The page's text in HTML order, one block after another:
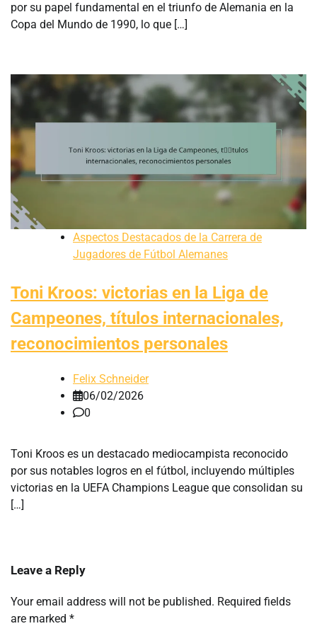
por su papel fundamental en el triunfo de Alemania en la
Copa del Mundo de 1990, lo que […]
Aspectos Destacados de la Carrera de
Jugadores de Fútbol Alemanes
Toni Kroos: victorias en la Liga de
Campeones, títulos internacionales,
reconocimientos personales
Felix Schneider
06/02/2026
0
Toni Kroos es un destacado mediocampista reconocido
por sus notables logros en el fútbol, incluyendo múltiples
victorias en la UEFA Champions League que consolidan su
[…]
Leave a Reply
Your email address will not be published. Required fields
are marked *